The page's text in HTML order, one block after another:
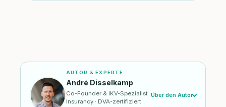
AUTOR & EXPERTE
André Disselkamp
Co-Founder & IKV-Spezialist ·
Insurancy · DVA-zertifiziert
Über den Autor